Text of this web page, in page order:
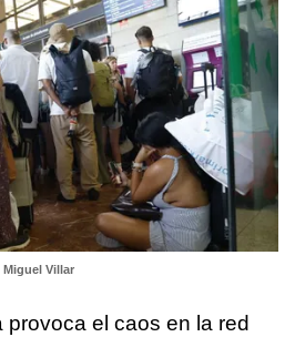
Miguel Villar
el caos en la red